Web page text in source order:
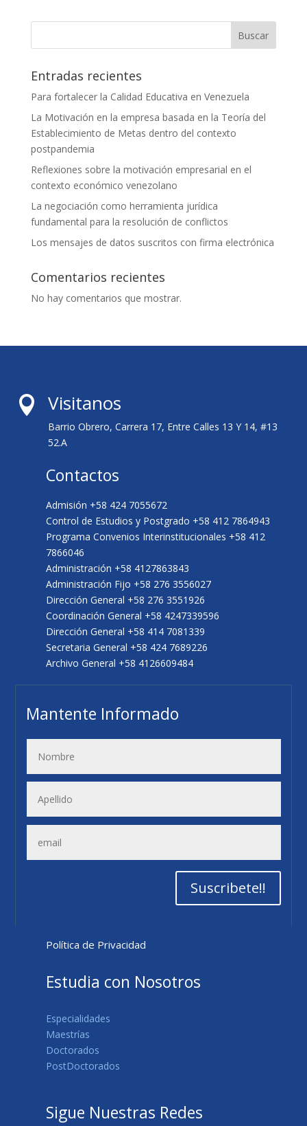
Buscar
Entradas recientes
Para fortalecer la Calidad Educativa en Venezuela
La Motivación en la empresa basada en la Teoría del
Establecimiento de Metas dentro del contexto
postpandemia
Reflexiones sobre la motivación empresarial en el
contexto económico venezolano
La negociación como herramienta jurídica
fundamental para la resolución de conflictos
Los mensajes de datos suscritos con firma electrónica
Comentarios recientes
No hay comentarios que mostrar.
 Visitanos
Barrio Obrero, Carrera 17, Entre Calles 13 Y 14, #13
52.A
Contactos
Admisión +58 424 7055672
Control de Estudios y Postgrado +58 412 7864943
Programa Convenios Interinstitucionales +58 412
7866046
Administración +58 4127863843
Administración Fijo +58 276 3556027
Dirección General +58 276 3551926
Coordinación General +58 4247339596
Dirección General +58 414 7081339
Secretaria General +58 424 7689226
Archivo General +58 4126609484
Mantente Informado
Suscribete!!
Política de Privacidad
Estudia con Nosotros
Especialidades
Maestrías
Doctorados
PostDoctorados
Sigue Nuestras Redes